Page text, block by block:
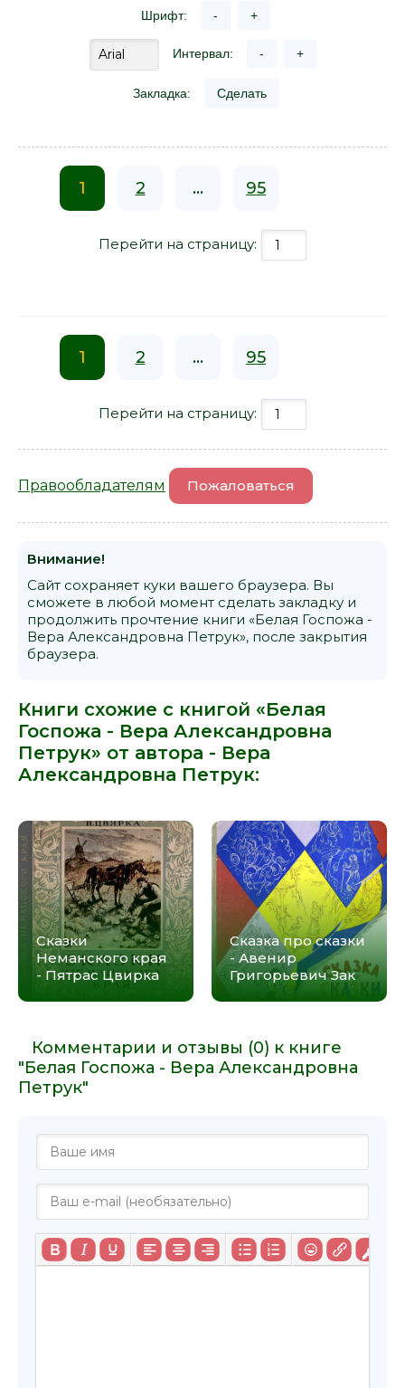
Шрифт: - +
Интервал: - +
Закладка: Сделать
1 2 ... 95
Перейти на страницу:
1 2 ... 95
Перейти на страницу:
Правообладателям Пожаловаться
Внимание!
Сайт сохраняет куки вашего браузера. Вы
сможете в любой момент сделать закладку и
продолжить прочтение книги «Белая Госпожа -
Вера Александровна Петрук», после закрытия
браузера.
Книги схожие с книгой «Белая
Госпожа - Вера Александровна
Петрук» от автора - Вера
Александровна Петрук:
Сказки
Неманского края
- Пятрас Цвирка
Сказка про сказки
- Авенир
Григорьевич Зак
Комментарии и отзывы (0) к книге
"Белая Госпожа - Вера Александровна
Петрук"